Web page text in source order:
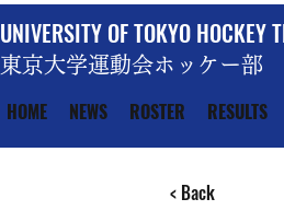
UNIVERSITY OF TOKYO HOCKEY
東京大学運動会ホッケー部
HOME NEWS ROSTER RESULTS
< Back